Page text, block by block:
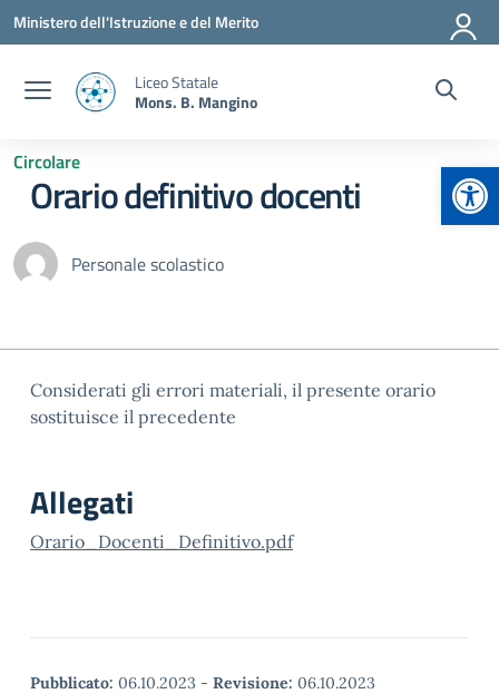
Vai ai contenuti
Vai al menu di navigazione
Vai al footer
Ministero dell'Istruzione e del Merito
Liceo Statale
Mons. B. Mangino
Circolare
Orario definitivo docenti
Personale scolastico
Considerati gli errori materiali, il presente orario
sostituisce il precedente
Allegati
Orario_Docenti_Definitivo.pdf
Pubblicato: 06.10.2023 - Revisione: 06.10.2023